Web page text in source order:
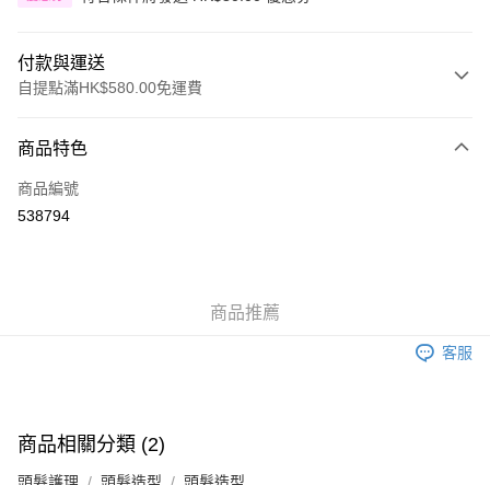
付款與運送
自提點滿HK$580.00免運費
信用卡
Apple Pay
相關說明
銀行匯款 請將存款存到以下銀行帳戶，並於存款單據寫上訂單編號後電郵至
eshop@colourmix-cosmetics.com** **我們不會處理沒有提供存款單據的訂
商品特色
商品編號
538794
商品推薦
客服
商品相關分類 (2)